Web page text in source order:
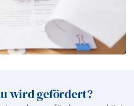
wird gefördert?